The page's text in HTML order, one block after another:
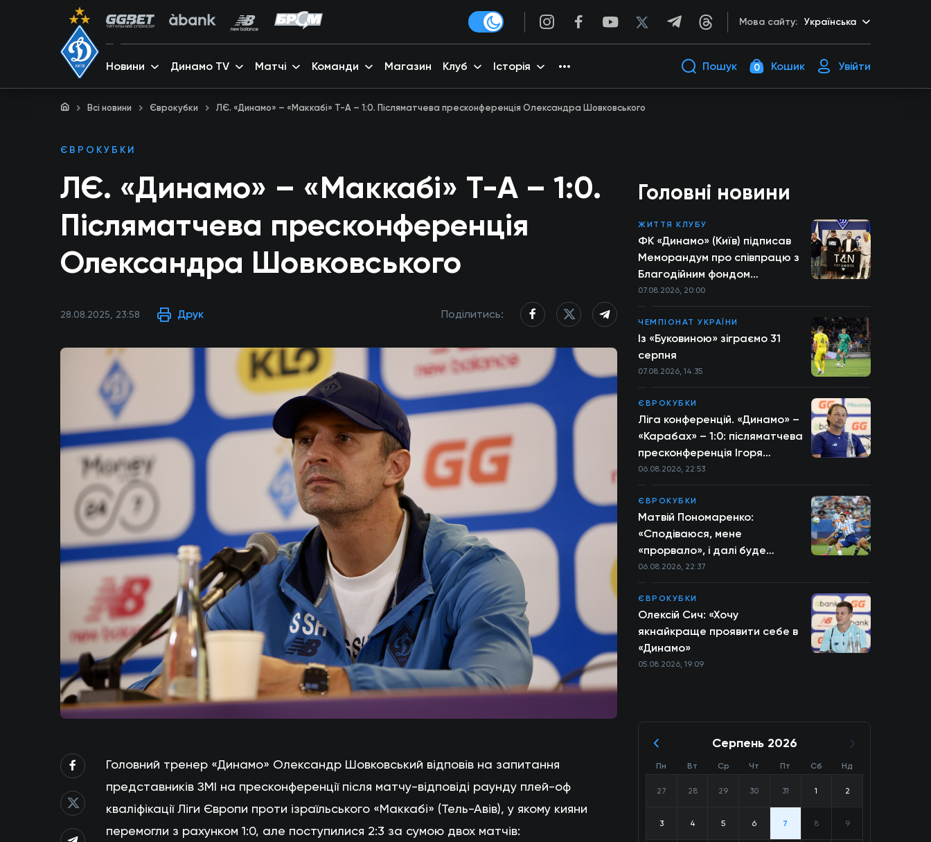
Мова сайту: Українська
Новини Динамо TV Матчі Команди Магазин Клуб Історія Пошук 0 Кошик Увійти
Всі новини Єврокубки ЛЄ. «Динамо» – «Маккабі» Т-А – 1:0. Післяматчева пресконференція Олександра Шовковського
ЄВРОКУБКИ
ЛЄ. «Динамо» – «Маккабі» Т-А – 1:0.
Післяматчева пресконференція
Олександра Шовковського
28.08.2025, 23:58 Друк Поділитись:
Головний тренер «Динамо» Олександр Шовковський відповів на запитання
представників ЗМІ на пресконференції після матчу-відповіді раунду плей-оф
кваліфікації Ліги Європи проти ізраїльського «Маккабі» (Тель-Авів), у якому кияни
перемогли з рахунком 1:0, але поступилися 2:3 за сумою двох матчів:
Головні новини
ЖИТТЯ КЛУБУ
ФК «Динамо» (Київ) підписав
Меморандум про співпрацю з
Благодійним фондом
TYTANOVI
07.08.2026, 20:00
ЧЕМПІОНАТ УКРАЇНИ
Із «Буковиною» зіграємо 31
серпня
07.08.2026, 14:35
ЄВРОКУБКИ
Ліга конференцій. «Динамо» –
«Карабах» – 1:0: післяматчева
пресконференція Ігоря
Костюка
06.08.2026, 22:53
ЄВРОКУБКИ
Матвій Пономаренко:
«Сподіваюся, мене
«прорвало», і далі буде
більше»
06.08.2026, 22:37
ЄВРОКУБКИ
Олексій Сич: «Хочу
якнайкраще проявити себе в
«Динамо»
05.08.2026, 19:09
Серпень 2026
Пн Вт Ср Чт Пт Сб Нд
27 28 29 30 31 1 2
3 4 5 6 7 8 9